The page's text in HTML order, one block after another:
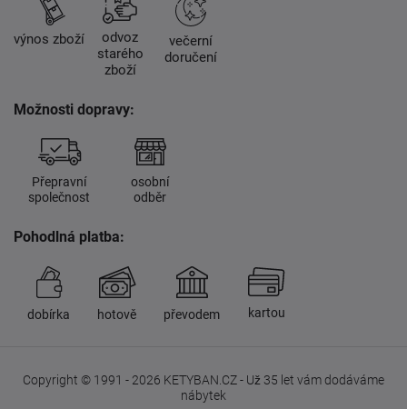
výnos zboží
odvoz
starého
zboží
večerní
doručení
Možnosti dopravy:
Přepravní
společnost
osobní
odběr
Pohodlná platba:
dobírka hotově převodem kartou
Copyright © 1991 - 2026 KETYBAN.CZ - Už 35 let vám dodáváme
nábytek